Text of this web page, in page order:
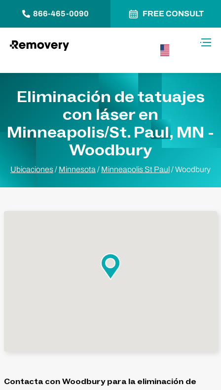
866-465-0090 FREE CONSULT
Eliminación de tatuajes
con láser en
Minneapolis/St. Paul, MN -
Woodbury
Ubicaciones/ Minnesota / Minneapolis St Paul/Woodbury
Contacta con Woodbury para la eliminación de